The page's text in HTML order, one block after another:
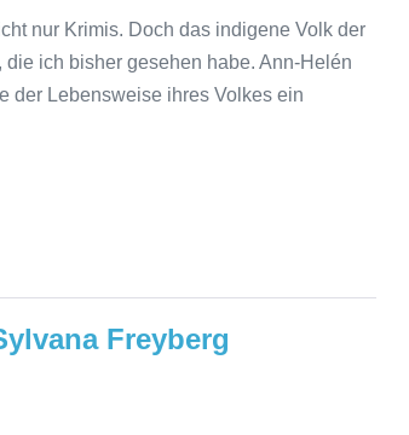
nur Krimis. Doch das indigene Volk der
ich bisher gesehen habe. Ann-Helén
der Lebensweise ihres Volkes ein
Freyberg